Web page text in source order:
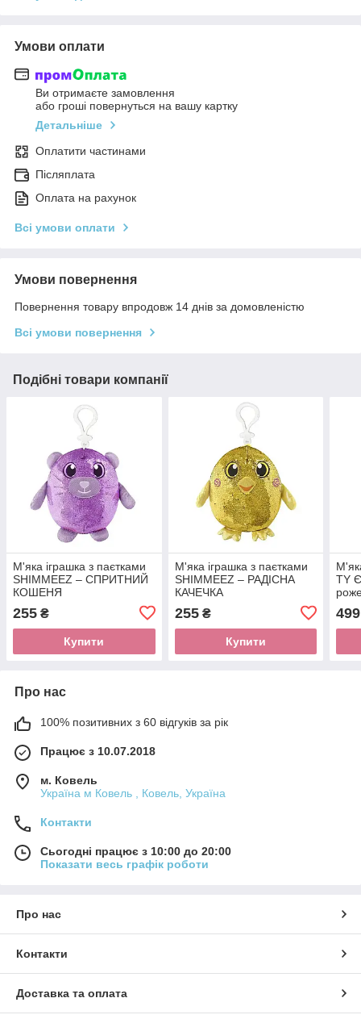
Умови оплати
Ви отримаєте замовлення
або гроші повернуться на вашу картку
Детальніше
Оплатити частинами
Післяплата
Оплата на рахунок
Всі умови оплати
Умови повернення
Повернення товару впродовж 14 днів за домовленістю
Всі умови повернення
Подібні товари компанії
М'яка іграшка з паєтками
SHIMMEEZ – СПРИТНИЙ
КОШЕНЯ
255 ₴
Купити
М'яка іграшка з паєтками
SHIMMEEZ – РАДІСНА
КАЧЕЧКА
255₴
Купити
TY
499
Про нас
100% позитивних з 60 відгуків за рік
Працює з 10.07.2018
м. Ковель
Україна м Ковель , Ковель, Україна
Контакти
Сьогодні працює з 10:00 до 20:00
Показати весь графік роботи
Про нас
Контакти
Доставка та оплата